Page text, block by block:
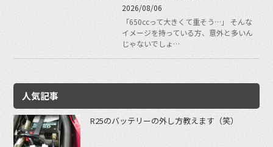
2026/08/06
「650ccって大きくて重そう…」 そんな
イメージを持っている方、意外と多いん
じゃないでしょ…
人気記事
R25のバッテリーの外し方教えます（笑）